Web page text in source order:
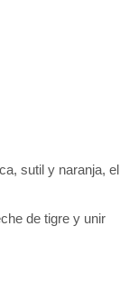
sutil y naranja, el
de tigre y unir